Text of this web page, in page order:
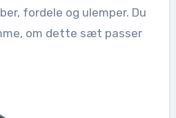
fordele og ulemper. Du
om dette sæt passer